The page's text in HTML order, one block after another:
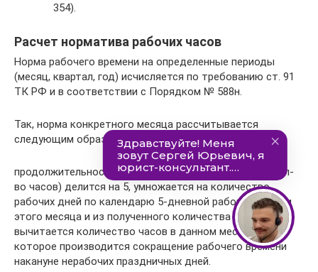
354).
Расчет норматива рабочих часов
Норма рабочего времени на определенные периоды
(месяц, квартал, год) исчисляется по требованию ст. 91
ТК РФ и в соответствии с Порядком № 588н.
Так, норма конкретного месяца рассчитывается
следующим образом:
продолжительность рабочей недели (40, 36, 24, др. кол-
во часов) делится на 5, умножается на количество
рабочих дней по календарю 5-дневной рабочей недели
этого месяца и из полученного количества часов
вычитается количество часов в данном месяце, на
которое производится сокращение рабочего времени
накануне нерабочих праздничных дней.